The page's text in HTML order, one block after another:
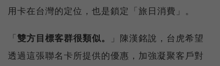
用卡在台灣的定位，也是鎖定「旅日消費」。
「雙方目標客群很類似。
」陳漢銘說，台虎希望
透過這張聯名卡所提供的優惠，加強凝聚客戶對